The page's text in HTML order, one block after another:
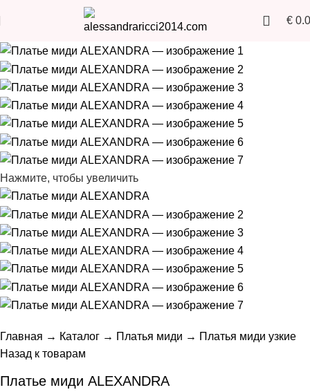
€
Нажмите, чтобы увеличить
Главная → Каталог → Платья миди → Платья миди узкие
Назад к товарам
Платье миди ALEXANDRA